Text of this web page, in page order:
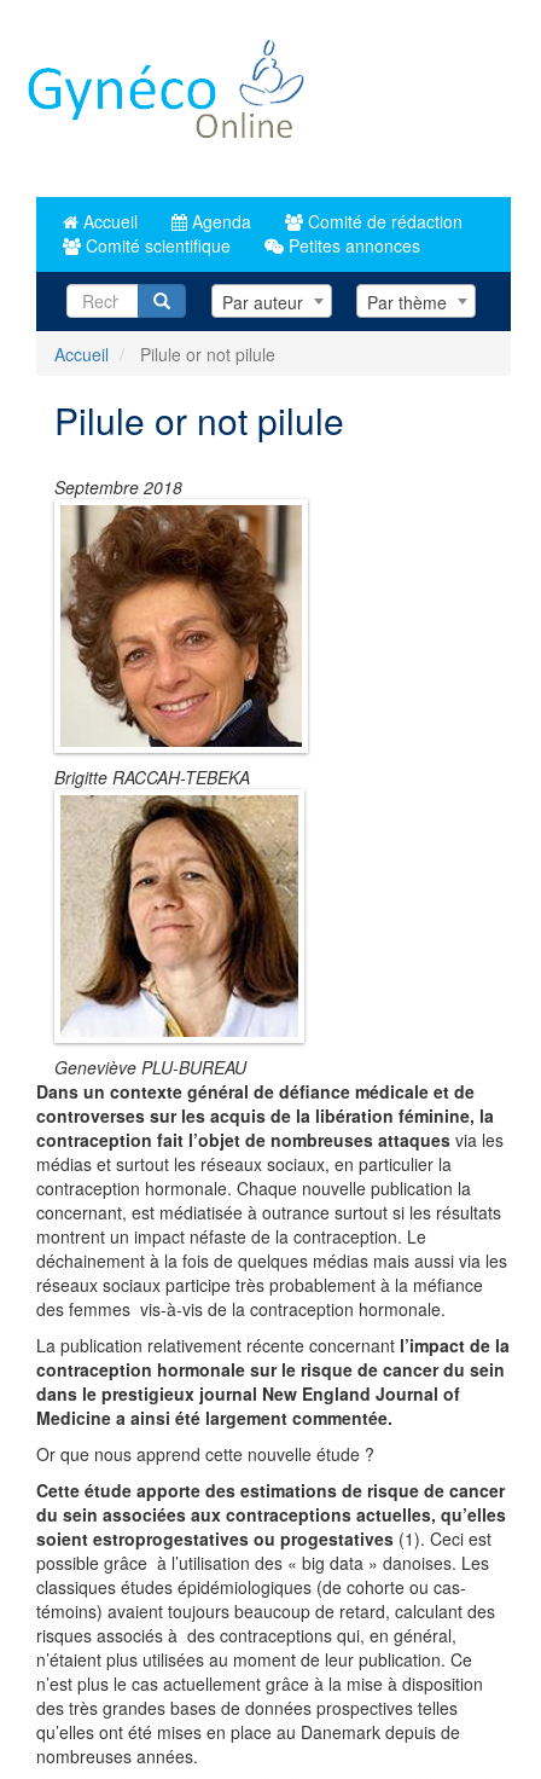
principal
Accueil Agenda
Comité de rédaction
Comité scientifique
Petites annonces
RecherchePar auteur Par thème
Accueil Pilule or not pilule
Pilule or not pilule
Septembre 2018
Brigitte RACCAH-TEBEKA
Geneviève PLU-BUREAU
Dans un contexte général de défiance médicale et de
controverses sur les acquis de la libération féminine, la
contraception fait l’objet de nombreuses attaques via les
médias et surtout les réseaux sociaux, en particulier la
contraception hormonale. Chaque nouvelle publication la
concernant, est médiatisée à outrance surtout si les résultats
montrent un impact néfaste de la contraception. Le
déchainement à la fois de quelques médias mais aussi via les
réseaux sociaux participe très probablement à la méfiance
des femmes vis-à-vis de la contraception hormonale.
La publication relativement récente concernant l’impact de la
contraception hormonale sur le risque de cancer du sein
dans le prestigieux journal New England Journal of
Medicine a ainsi été largement commentée.
Or que nous apprend cette nouvelle étude ?
Cette étude apporte des estimations de risque de cancer
du sein associées aux contraceptions actuelles, qu’elles
soient estroprogestatives ou progestatives (1). Ceci est
possible grâce à l’utilisation des « big data » danoises. Les
classiques études épidémiologiques (de cohorte ou cas-
témoins) avaient toujours beaucoup de retard, calculant des
risques associés à des contraceptions qui, en général,
n’étaient plus utilisées au moment de leur publication. Ce
n’est plus le cas actuellement grâce à la mise à disposition
des très grandes bases de données prospectives telles
qu’elles ont été mises en place au Danemark depuis de
nombreuses années.